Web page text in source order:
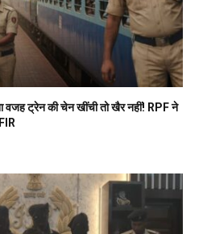
ट्रेन की चेन खींची तो खैर नहीं! RPF ने